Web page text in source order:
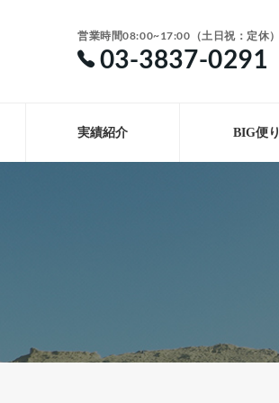
営業時間08:00~17:00（土日祝：定休）
03-3837-0291
実績紹介 BIG便り